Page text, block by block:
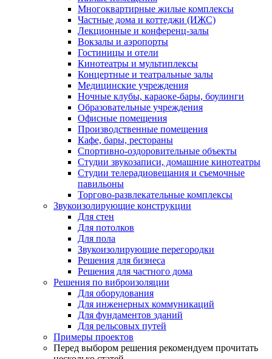
Многоквартирные жилые комплексы
Частные дома и коттеджи (ИЖС)
Лекционные и конференц-залы
Вокзалы и аэропорты
Гостиницы и отели
Кинотеатры и мультиплексы
Концертные и театральные залы
Медицинские учреждения
Ночные клубы, караоке-бары, боулинги
Образовательные учреждения
Офисные помещения
Производственные помещения
Кафе, бары, рестораны
Спортивно-оздоровительные объекты
Студии звукозаписи, домашние кинотеатры
Студии телерадиовещания и съемочные
павильоны
Торгово-развлекательные комплексы
Звукоизолирующие конструкции
Для стен
Для потолков
Для пола
Звукоизолирующие перегородки
Решения для бизнеса
Решения для частного дома
Решения по виброизоляции
Для оборудования
Для инженерных коммуникаций
Для фундаментов зданий
Для рельсовых путей
Примеры проектов
Перед выбором решения рекомендуем прочитать